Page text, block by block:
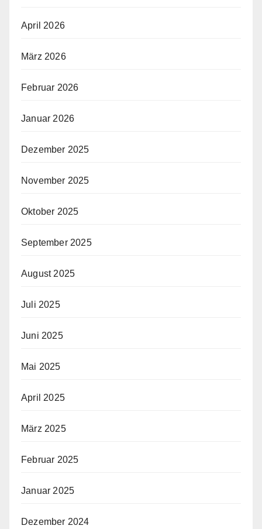
April 2026
März 2026
Februar 2026
Januar 2026
Dezember 2025
November 2025
Oktober 2025
September 2025
August 2025
Juli 2025
Juni 2025
Mai 2025
April 2025
März 2025
Februar 2025
Januar 2025
Dezember 2024